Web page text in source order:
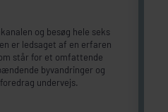
og besøg hele seks
er ledsaget af en erfaren
står for et omfattende
byvandringer og
undervejs.